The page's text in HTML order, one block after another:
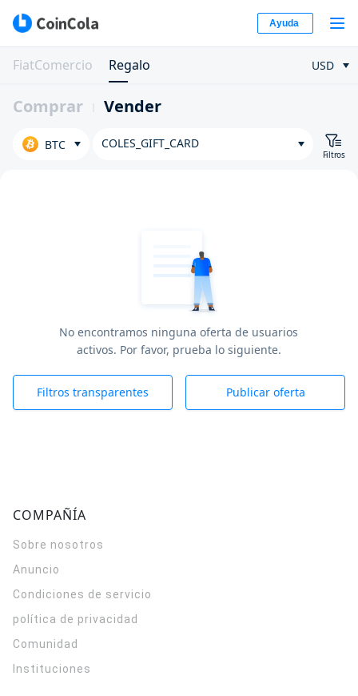
Ayuda
FiatComercio Regalo USD
Comprar Vender
BTC COLES_GIFT_CARD
Filtros
No encontramos ninguna oferta de usuarios
activos. Por favor, prueba lo siguiente.
Filtros transparentes Publicar oferta
COMPAÑÍA
Sobre nosotros
Anuncio
Condiciones de servicio
política de privacidad
Comunidad
Instituciones